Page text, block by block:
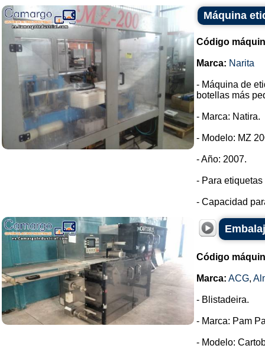
Máquina
Código
Marca: Narita
- Máquina de
botellas más
- Marca: Natira.
- Modelo: MZ
- Año: 2007.
- Para etiquetas
- Capacidad
Código
Marca: ACG,
- Blistadeira.
- Marca: Pam
- Modelo: